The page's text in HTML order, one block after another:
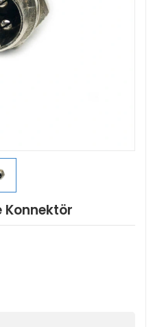
Konnektör